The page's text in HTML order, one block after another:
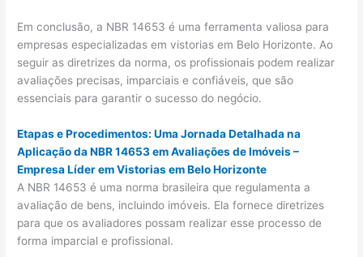
Em conclusão, a NBR 14653 é uma ferramenta valiosa para
empresas especializadas em vistorias em Belo Horizonte. Ao
seguir as diretrizes da norma, os profissionais podem realizar
avaliações precisas, imparciais e confiáveis, que são
essenciais para garantir o sucesso do negócio.
Etapas e Procedimentos: Uma Jornada Detalhada na
Aplicação da NBR 14653 em Avaliações de Imóveis –
Empresa Líder em Vistorias em Belo Horizonte
A NBR 14653 é uma norma brasileira que regulamenta a
avaliação de bens, incluindo imóveis. Ela fornece diretrizes
para que os avaliadores possam realizar esse processo de
forma imparcial e profissional.